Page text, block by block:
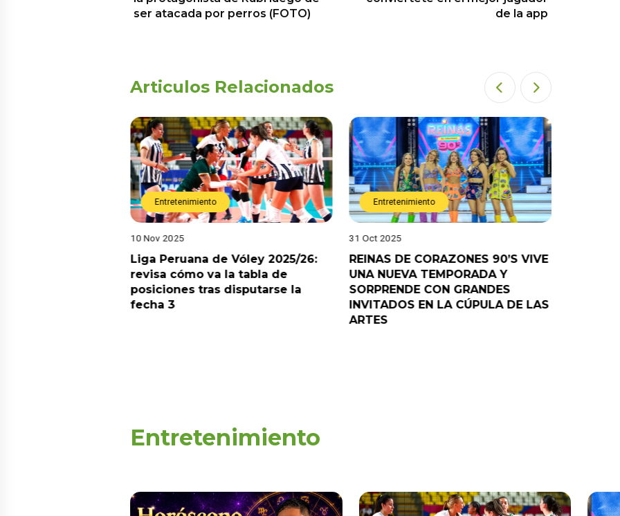
ser atacada por perros (FOTO)
de la app
Articulos Relacionados
Entretenimiento
10 Nov 2025
Liga Peruana de Vóley 2025/26:
revisa cómo va la tabla de
posiciones tras disputarse la
fecha 3
Entretenimiento
31 Oct 2025
REINAS DE CORAZONES 90’S VIVE
UNA NUEVA TEMPORADA Y
SORPRENDE CON GRANDES
INVITADOS EN LA CÚPULA DE LAS
ARTES
Entretenimiento